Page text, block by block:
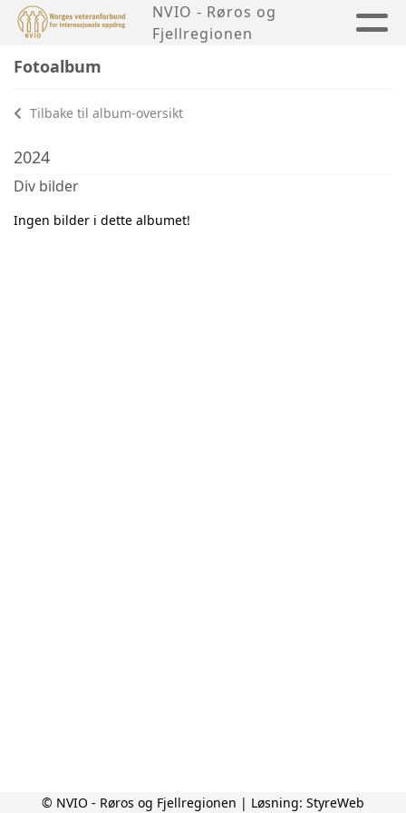
NVIO - Røros og
Fjellregionen
Fotoalbum
Tilbake til album-oversikt
2024
Div bilder
Ingen bilder i dette albumet!
© NVIO - Røros og Fjellregionen | Løsning: StyreWeb